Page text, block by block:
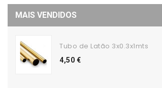
MAIS VENDIDOS
Tubo de Latão 3x0.3x1mts
4,50 €